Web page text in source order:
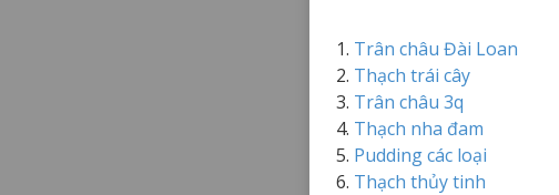
Trân châu Đài Loan
Thạch trái cây
Trân châu 3q
Thạch nha đam
Pudding các loại
Thạch thủy tinh